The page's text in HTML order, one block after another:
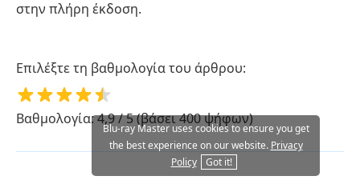
στην πλήρη έκδοση.
Επιλέξτε τη βαθμολογία του άρθρου:
Βαθμολογία: 4,9 / 5 (βάσει 400 ψήφων)
Blu-ray Master uses cookies to ensure you get
the best experience on our website. Privacy
Policy
Got it!